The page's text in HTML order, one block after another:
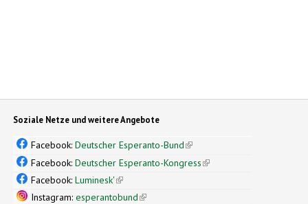
Soziale Netze und weitere Angebote
Facebook:Deutscher Esperanto-Bund(link is external)
Facebook:Deutscher Esperanto-Kongress(link is external)
Facebook:Luminesk'(link is external)
Instagram:esperantobund(link is external)